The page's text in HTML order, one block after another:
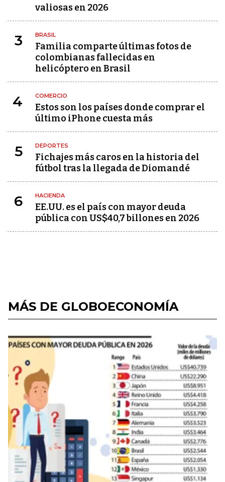
valiosas en 2026
3 BRASIL
Familia comparte últimas fotos de
colombianas fallecidas en
helicóptero en Brasil
4 COMERCIO
Estos son los países donde comprar el
último iPhone cuesta más
5 DEPORTES
Fichajes más caros en la historia del
fútbol tras la llegada de Diomandé
6 HACIENDA
EE.UU. es el país con mayor deuda
pública con US$40,7 billones en 2026
MÁS DE GLOBOECONOMÍA